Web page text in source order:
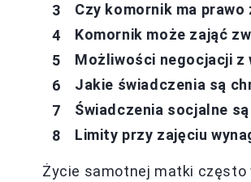
Czy komornik ma
Komornik może zająć
Możliwości negocjacji z
Jakie świadczenia są
Świadczenia socjalne
Limity przy zajęciu
Życie samotnej matki często